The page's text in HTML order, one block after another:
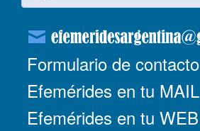
Formulario de contacto
Efemérides en tu MAIL
Efemérides en tu WEB